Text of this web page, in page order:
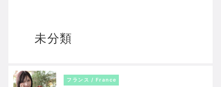
未分類
フランス / France